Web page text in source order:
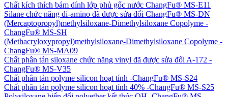
Chất kích thích bám dính lớp phủ gốc nước ChangFu® MS-E11
Silane chức năng di-amino đã được sửa đổi ChangFu® MS-DN
(Mercaptopropyl)methylsiloxane-Dimethylsiloxane Copolyme -
ChangFu® MS-SH
(Methacryloxypropyl)methylsiloxane-Dimethylsiloxane Copolyme -
ChangFu® MS-MA09
Chất phân tán siloxane chức năng vinyl đã được sửa đổi A-172 -
ChangFu® MS-V35
Chất phân tán polyme silicon hoạt tính -ChangFu® MS-S24
Chất phân tán polyme silicon hoạt tính 40% -ChangFu® MS-S25